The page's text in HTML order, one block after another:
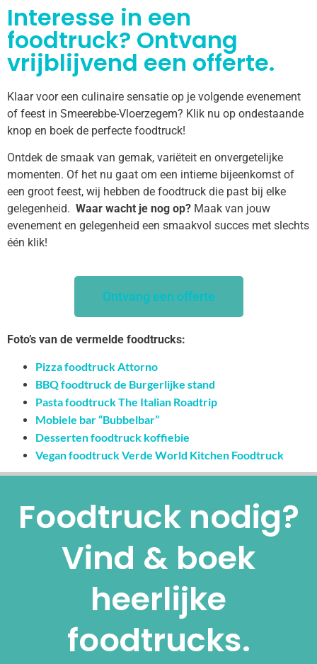
Interesse in een
foodtruck? Ontvang
vrijblijvend een offerte.
Klaar voor een culinaire sensatie op je volgende evenement
of feest in Smeerebbe-Vloerzegem? Klik nu op ondestaande
knop en boek de perfecte foodtruck!
Ontdek de smaak van gemak, variëteit en onvergetelijke
momenten. Of het nu gaat om een intieme bijeenkomst of
een groot feest, wij hebben de foodtruck die past bij elke
gelegenheid. Waar wacht je nog op? Maak van jouw
evenement en gelegenheid een smaakvol succes met slechts
één klik!
Ontvang een offerte
Foto’s van de vermelde foodtrucks:
Pizza foodtruck Attorno
BBQ foodtruck de Burgerlijke stand
Pasta foodtruck The Italian Roadtrip
Mobiele bar “Bubbelbar”
Desserten foodtruck koffiebie
Vegan foodtruck Verde World Kitchen Foodtruck
Foodtruck nodig?
Vind & boek
heerlijke
foodtrucks.